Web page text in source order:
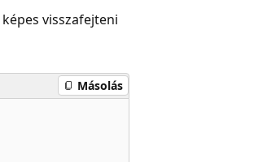
képes visszafejteni
Másolás